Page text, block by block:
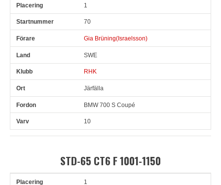
Pl Snr 1
70
Gia Brüning(Israelsson)
SWE
RHK
Järfälla
BMW 700 S Coupé
10
STD-65 CT6 F 1001-1150
1